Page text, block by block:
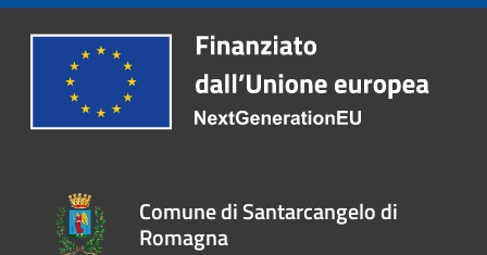
Comune di Santarcangelo di
Romagna